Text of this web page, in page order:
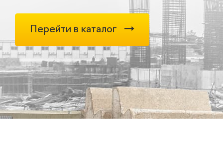
Перейти в каталог